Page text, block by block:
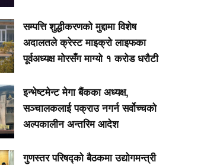
सम्पत्ति शुद्धीकरणको मुद्दामा विशेष
अदालतले क्रेस्ट माइक्रो लाइफका
पूर्वअध्यक्ष मोरसँग माग्यो १ करोड धरौटी
इन्भेष्टमेन्ट मेगा बैंकका अध्यक्ष,
सञ्चालकलाई पक्राउ नगर्न सर्वोच्चको
अल्पकालीन अन्तरिम आदेश
गुणस्तर परिषद्को बैठकमा उद्योगमन्त्री